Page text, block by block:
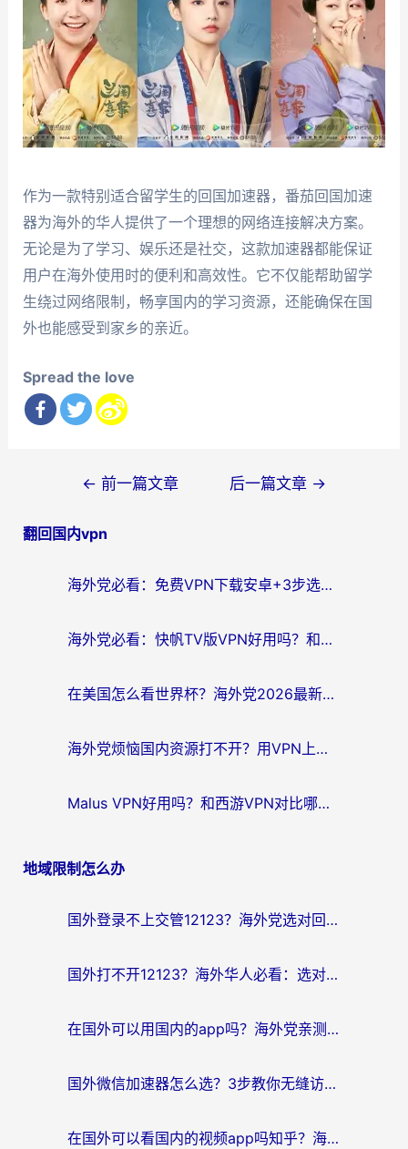
作为一款特别适合留学生的回国加速器，番茄回国加速
器为海外的华人提供了一个理想的网络连接解决方案。
无论是为了学习、娱乐还是社交，这款加速器都能保证
用户在海外使用时的便利和高效性。它不仅能帮助留学
生绕过网络限制，畅享国内的学习资源，还能确保在国
外也能感受到家乡的亲近。
Spread the love
导
← 前一篇文章 后一篇文章 →
翻回国内vpn
海外党必看：免费VPN下载安卓+3步选对国外到国内加速器，无缝刷国内资源
海外党必看：快帆TV版VPN好用吗？和斧牛手游VPN对比哪个回国效果更好？附电脑翻墙回国实用技巧
在美国怎么看世界杯？海外党2026最新回国加速器指南：从影音到游戏全搞定
海外党烦恼国内资源打不开？用VPN上海节点+这几点，轻松搞定回国加速！
Malus VPN好用吗？和西游VPN对比哪个回国效果更好？海外党亲测后的真实选择
地域限制怎么办
国外登录不上交管12123？海外党选对回国加速器，无缝访问国内资源不发愁
国外打不开12123？海外华人必看：选对回国加速器，无缝访问国内资源
在国外可以用国内的app吗？海外党亲测有效的回国加速方案
国外微信加速器怎么选？3步教你无缝访问国内资源（附避坑指南）
在国外可以看国内的视频app吗知乎？海外党亲测有效的追剧解决方案